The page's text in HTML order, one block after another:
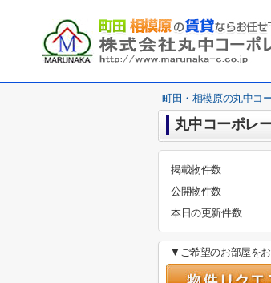
町田・相模原の丸中コ
丸中コーポレ
掲載物件数
公開物件数
本日の更新件数
▼ご希望のお部屋を